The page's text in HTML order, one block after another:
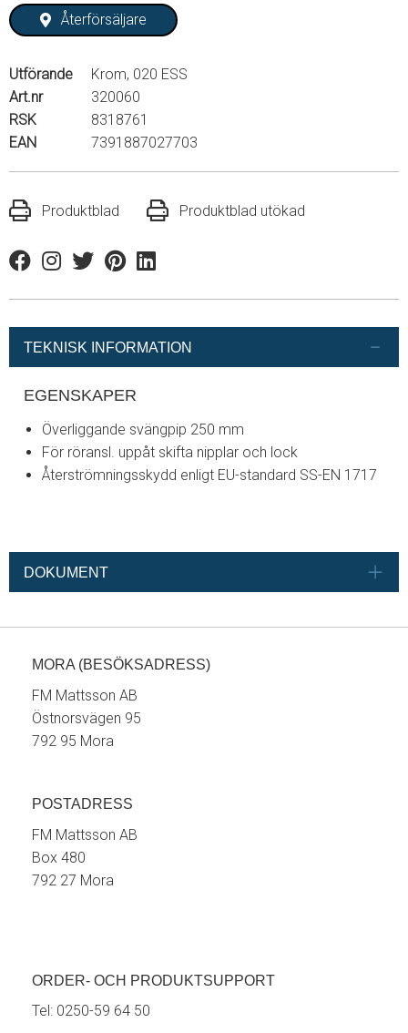
Återförsäljare
Utförande
Krom, 020 ESS
Art.nr
320060
RSK
8318761
EAN
7391887027703
Produktblad Produktblad utökad
FacebookInstagram
TwitterPinterestLinkedin
TEKNISK INFORMATION
EGENSKAPER
Överliggande svängpip 250 mm
För röransl. uppåt skifta nipplar och lock
Återströmningsskydd enligt EU-standard SS-EN 1717
DOKUMENT
MORA (BESÖKSADRESS)
FM Mattsson AB
Östnorsvägen 95
792 95 Mora
POSTADRESS
FM Mattsson AB
Box 480
792 27 Mora
ORDER- OCH PRODUKTSUPPORT
Tel: 0250-59 64 50